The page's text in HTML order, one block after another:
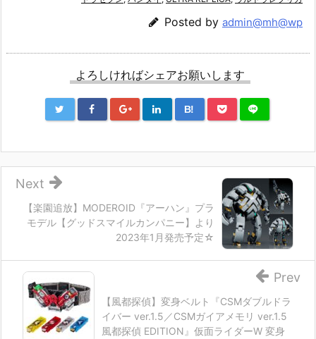
Posted by admin@mh@wp
よろしければシェアお願いします
B!
【楽園追放】MODEROID『アーハン』プラ
モデル【グッドスマイルカンパニー】より
2023年1月発売予定☆
Next
【風都探偵】変身ベルト『CSMダブルドラ
イバー ver.1.5／CSMガイアメモリ ver.1.5
風都探偵 EDITION』仮面ライダーW 変身
Prev